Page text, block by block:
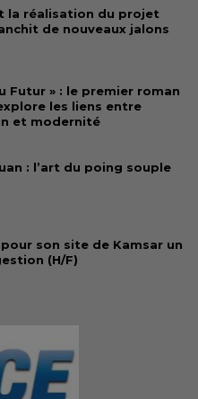
la réalisation du projet
de nouveaux jalons
Futur » : le premier roman
les liens entre
et modernité
: l’art du poing souple
son site de Kamsar un
(H/F)